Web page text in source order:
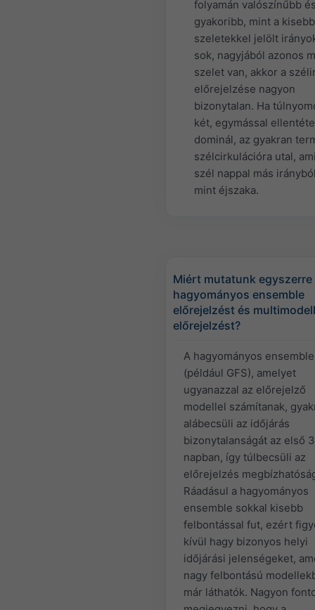
folyamán valószínűbb
gyakoribb, mint a kisebb
szeletekkel jelölt
sok, nagyjából azonos
szelet van, akkor a
előrejelzése nagyon
bizonytalan. Ha
két, egymással
dominál, az gyakran
szélcirkulációra utal,
szél nappal más
mint éjszaka.
Miért mutatunk egyszerre
hagyományos ensemble
előrejelzést és multimodell
előrejelzést?
A hagyományos ensemble
(például GFS), amelyet
ugyanazzal az előrejelző
modellel számítanak,
alábecsüli az időjárás
bizonytalanságát az első
napban, így túlbecsüli az
előrejelzés
Ráadásul a hagyományos
ensemble sokkal kisebb
felbontással fut, ezért
kívül hagy bizonyos helyi
időjárási jelenségeket,
nagy felbontású
már láthatók. Nagyon